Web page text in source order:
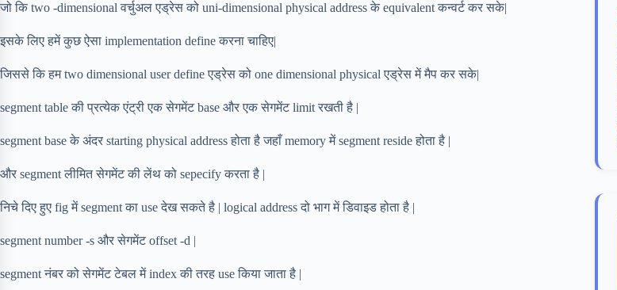
जो कि two -dimensional वर्चुअल एड्रेस को uni-dimensional physical address के equivalent कन्वर्ट कर सके|
इसके लिए हमें कुछ ऐसा implementation define करना चाहिए|
जिससे कि हम two dimensional user define एड्रेस को one dimensional physical एड्रेस में मैप कर सके|
segment table की प्रत्येक एंट्री एक सेगमेंट base और एक सेगमेंट limit रखती है |
segment base के अंदर starting physical address होता है जहाँ memory में segment reside होता है |
और segment लीमित सेगमेंट की लेंथ को sepecify करता है |
निचे दिए हुए fig में segment का use देख सकते है | logical address दो भाग में डिवाइड होता है |
segment number -s और सेगमेंट offset -d |
segment नंबर को सेगमेंट टेबल में index की तरह use किया जाता है |